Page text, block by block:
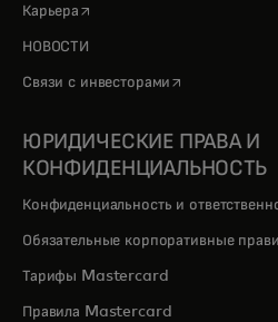
Карьера opens in a new tab
НОВОСТИ
Связи с инвесторами opens in a
ЮРИДИЧЕСКИЕ ПРАВА И
КОНФИДЕНЦИАЛЬНОСТЬ
Конфиденциальность и
Обязательные корпоративные
Тарифы Mastercard
Правила Mastercard